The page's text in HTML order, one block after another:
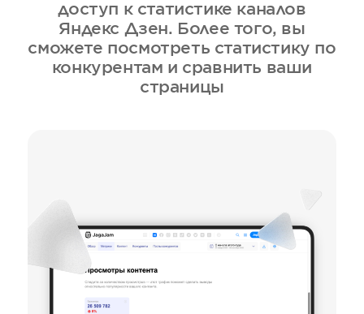
доступ к статистике каналов
Яндекс Дзен. Более того, вы
сможете посмотреть статистику по
конкурентам и сравнить ваши
страницы